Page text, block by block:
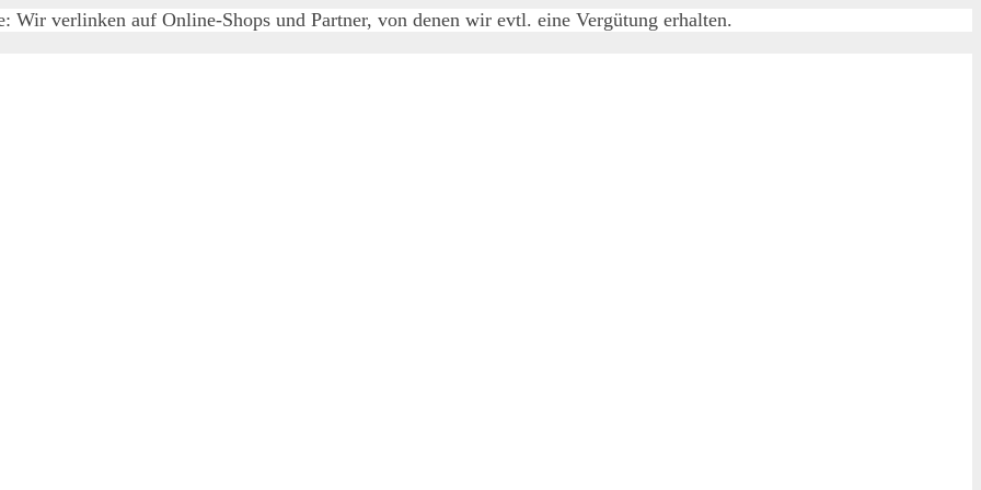
Wir verlinken auf Online-Shops und Partner, von denen wir evtl. eine Vergütung erhalten.